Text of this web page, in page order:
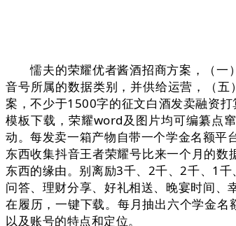
懦夫的荣耀优者酱酒招商方案，（一
音号所属的数据类别，并供给运营，（
案，不少于1500字的征文白酒发卖融资
模板下载，荣耀word及图片均可编纂点
动。每发卖一箱产物自带一个学金名额
东西收集抖音王者荣耀号比来一个月的
东西的缘由。别离励3千、2千、2千、1
问答、理财分享、好礼相送、晚宴时间、
在履历，一键下载。每月抽出六个学金
以及账号的特点和定位。